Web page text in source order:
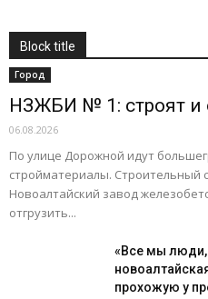
Block title
Подробнее
Город
НЗЖБИ № 1: строят и
06.08.2026
По улице Дорожной идут
стройматериалы. Строительный
Новоалтайский завод
отгрузить...
«Все мы люди,
прохожую у